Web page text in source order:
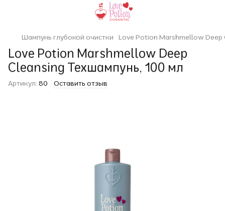
Шампунь глубокой очистки Love Potion Marshmellow Deep
Love Potion Marshmellow Deep
Cleansing Техшампунь, 100 мл
Артикул: 80 Оставить отзыв